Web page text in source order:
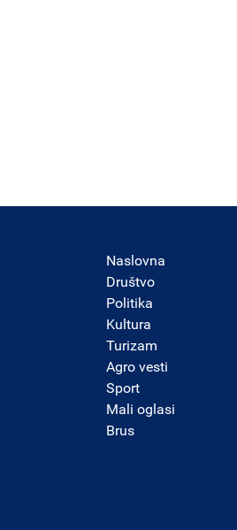
Naslovna
Društvo
Politika
Kultura
Turizam
Agro vesti
Sport
Mali oglasi
Brus